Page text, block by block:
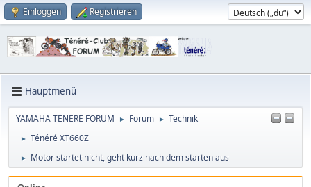
Einloggen Registrieren
Hauptmenü
YAMAHA TENERE FORUM ► Forum ► Technik
► Ténéré XT660Z
► Motor startet nicht, geht kurz nach dem starten aus